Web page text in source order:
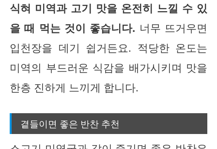
식혀 미역과 고기 맛을 온전히 느낄 수 있
을 때 먹는 것이 좋습니다. 너무 뜨거우면
입천장을 데기 쉽거든요. 적당한 온도는
미역의 부드러운 식감을 배가시키며 맛을
한층 진하게 느끼게 합니다.
곁들이면 좋은 반찬 추천